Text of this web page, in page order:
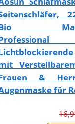
&
für